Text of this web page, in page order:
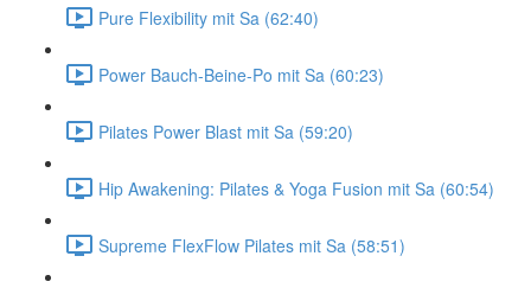
Pure Flexibility mit Sa (62:40)
Power Bauch-Beine-Po mit Sa (60:23)
Pilates Power Blast mit Sa (59:20)
Hip Awakening: Pilates & Yoga Fusion mit Sa (60:54)
Supreme FlexFlow Pilates mit Sa (58:51)